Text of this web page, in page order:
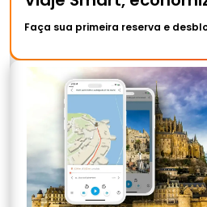
Faça sua primeira reserva e